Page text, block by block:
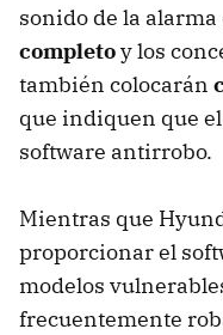
sonido de la alarma
completoy los
también colocarán
que indiquen que
software antirrobo.
Mientras que
proporcionar el
modelos
frecuentemente